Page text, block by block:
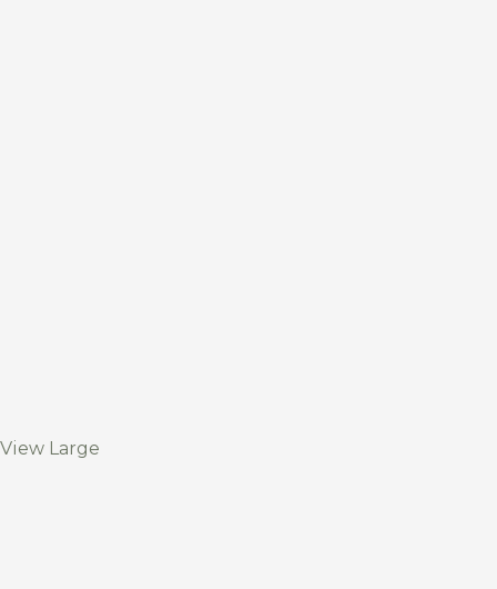
View Large